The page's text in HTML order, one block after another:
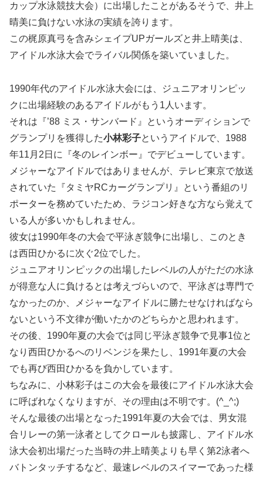
カップ水泳競技大会）に出場したことがあるそうで、井上
晴美に負けない水泳の実績を誇ります。
この梶原真弓を含みシェイプUPガールズと井上晴美は、
アイドル水泳大会でライバル関係を築いていました。
1990年代のアイドル水泳大会には、ジュニアオリンピッ
クに出場経験のあるアイドルがもう1人います。
それは『’88 ミス・サンバード』というオーディションで
グランプリを獲得した小林彩子というアイドルで、1988
年11月2日に『冬のレインボー』でデビューしています。
メジャーなアイドルではありませんが、テレビ東京で放送
されていた『タミヤRCカーグランプリ』という番組のリ
ポーターを務めていたため、ラジコン好きな方なら覚えて
いる人が多いかもしれません。
彼女は1990年冬の大会で平泳ぎ競争に出場し、このとき
は西田ひかるに次ぐ2位でした。
ジュニアオリンピックの出場したレベルの人がただの水泳
が得意な人に負けるとは考えづらいので、平泳ぎは専門で
なかったのか、メジャーなアイドルに勝たせなければなら
ないという不文律が働いたかのどちらかと思われます。
その後、1990年夏の大会では同じ平泳ぎ競争で見事1位と
なり西田ひかるへのリベンジを果たし、1991年夏の大会
でも再び西田ひかるを負かしています。
ちなみに、小林彩子はこの大会を最後にアイドル水泳大会
に呼ばれなくなりますが、その理由は不明です。(^_^;)
そんな最後の出場となった1991年夏の大会では、男女混
合リレーの第一泳者としてクロールも披露し、アイドル水
泳大会初出場だった当時の井上晴美よりも早く第2泳者へ
バトンタッチするなど、最速レベルのスイマーであった様